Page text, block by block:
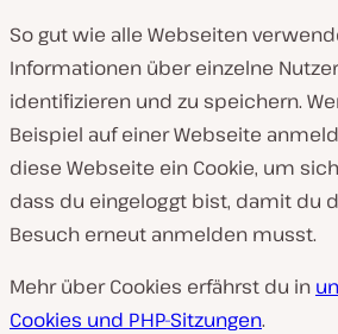
So gut wie alle Webseiten
Informationen über einzelne
identifizieren und zu speichern.
Beispiel auf einer Webseite
diese Webseite ein Cookie, um
dass du eingeloggt bist, damit du
Besuch erneut anmelden musst.
Mehr über Cookies erfährst du in
Cookies und PHP-Sitzungen.